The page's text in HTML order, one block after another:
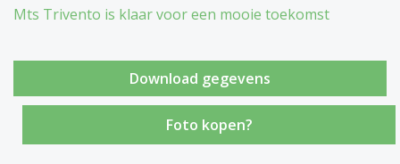
Mts Trivento is klaar voor een mooie toekomst
Foto kopen?